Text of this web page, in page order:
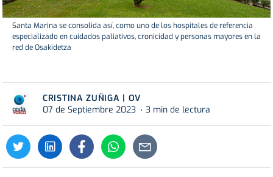
Santa Marina se consolida así, como uno de los hospitales de referencia
especializado en cuidados paliativos, cronicidad y personas mayores en la
red de Osakidetza
CRISTINA ZUÑIGA | OV
07 de Septiembre 2023
3 min de lectura